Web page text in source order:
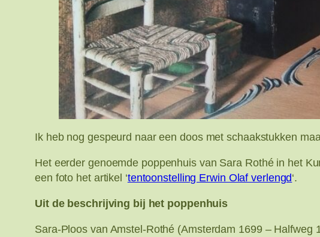
Ik heb nog gespeurd naar een doos met schaakstukken
Het eerder genoemde poppenhuis van Sara Rothé in het
een foto het artikel ‘tentoonstelling Erwin Olaf verlengd‘.
Uit de beschrijving bij het poppenhuis
Sara-Ploos van Amstel-Rothé (Amsterdam 1699 –